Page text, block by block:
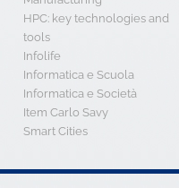
HPC: key technologies and
tools
Infolife
Informatica e Scuola
Informatica e Società
Item Carlo Savy
Smart Cities